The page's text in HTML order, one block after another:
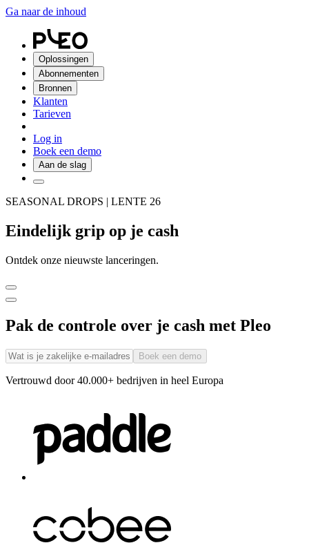
Ga naar de inhoud
Oplossingen
Abonnementen
Bronnen
Klanten
Tarieven
Log in
Boek een demo
Aan de slag
SEASONAL DROPS | LENTE 26
Eindelijk grip op je cash
Ontdek onze nieuwste lanceringen.
Pak de controle over je cash met Pleo
Boek een demo
Vertrouwd door 40.000+ bedrijven in heel Europa